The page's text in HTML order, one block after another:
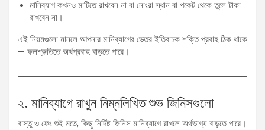
মানিব্যাগ কখনও মাটিতে রাখবেন না বা নোংরা স্থান বা পকেট থেকে তুলে টাকা
রাখবেন না।
এই নিয়মগুলো মানলে আপনার মানিব্যাগের ভেতর ইতিবাচক শক্তি প্রবাহ ঠিক থাকে
— ফলশ্রুতিতে অর্থপ্রবাহ বাড়তে পারে।
২. মানিব্যাগে রাখুন নিম্নলিখিত শুভ জিনিসগুলো
বাস্তু ও ফেং শুই মতে, কিছু নির্দিষ্ট জিনিস মানিব্যাগে রাখলে অর্থভাগ্য বাড়তে পারে।